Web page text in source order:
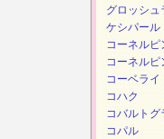
グロッシュ
ケシパール
コーネルピ
コーネルピ
コーベライ
コハク
コバルトグ
コパル